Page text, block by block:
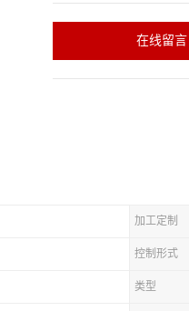
在线留言
加工定制
控制形式
类型